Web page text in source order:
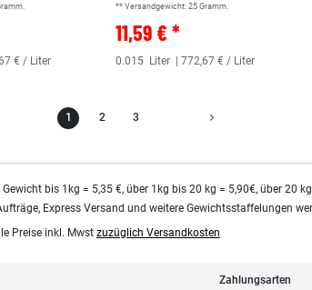
€ / Liter
** Versandgewicht: 25 Gramm.
11,59 € *
0.015 Liter | 772,67 € / Liter
1 2 3
bis 1kg = 5,35 €, über 1kg bis 20 kg = 5,90€, über 20
Express Versand und weitere Gewichtsstaffelungen
Preise inkl. Mwst zuzüglich Versandkosten
Zahlungsarten